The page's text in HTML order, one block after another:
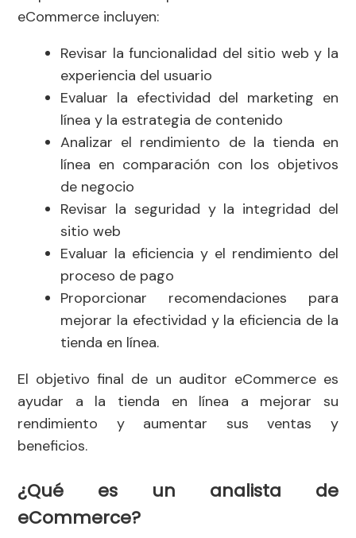
eCommerce incluyen:
Revisar la funcionalidad del sitio web y la
experiencia del usuario
Evaluar la efectividad del marketing en
línea y la estrategia de contenido
Analizar el rendimiento de la tienda en
línea en comparación con los objetivos
de negocio
Revisar la seguridad y la integridad del
sitio web
Evaluar la eficiencia y el rendimiento del
proceso de pago
Proporcionar recomendaciones para
mejorar la efectividad y la eficiencia de la
tienda en línea.
El objetivo final de un auditor eCommerce es
ayudar a la tienda en línea a mejorar su
rendimiento y aumentar sus ventas y
beneficios.
¿Qué es un analista de
eCommerce?